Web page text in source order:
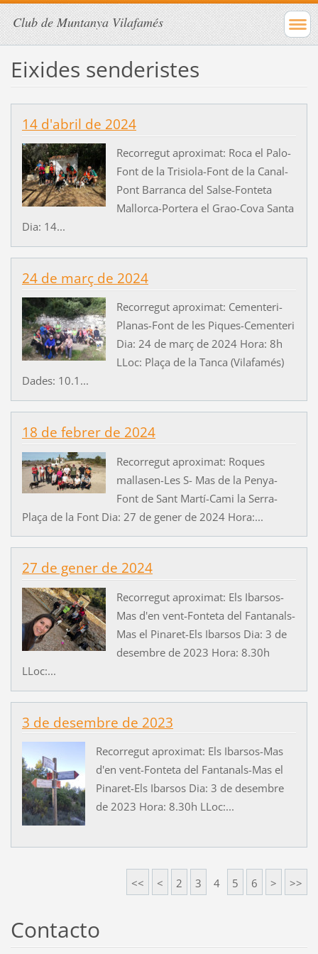
Club de Muntanya Vilafamés
Eixides senderistes
14 d'abril de 2024
Recorregut aproximat: Roca el Palo-
Font de la Trisiola-Font de la Canal-
Pont Barranca del Salse-Fonteta
Mallorca-Portera el Grao-Cova Santa
Dia: 14...
24 de març de 2024
Recorregut aproximat: Cementeri-
Planas-Font de les Piques-Cementeri
Dia: 24 de març de 2024 Hora: 8h
LLoc: Plaça de la Tanca (Vilafamés)
Dades: 10.1...
18 de febrer de 2024
Recorregut aproximat: Roques
mallasen-Les S- Mas de la Penya-
Font de Sant Martí-Cami la Serra-
Plaça de la Font Dia: 27 de gener de 2024 Hora:...
27 de gener de 2024
Recorregut aproximat: Els Ibarsos-
Mas d'en vent-Fonteta del Fantanals-
Mas el Pinaret-Els Ibarsos Dia: 3 de
desembre de 2023 Hora: 8.30h
LLoc:...
3 de desembre de 2023
Recorregut aproximat: Els Ibarsos-Mas
d'en vent-Fonteta del Fantanals-Mas el
Pinaret-Els Ibarsos Dia: 3 de desembre
de 2023 Hora: 8.30h LLoc:...
<< < 2 3 4 5 6 > >>
Contacto